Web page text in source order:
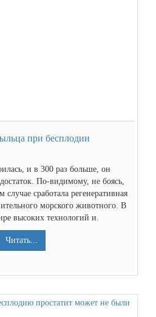
при бесплодии
и в 300 раз больше, он
По-видимому, не боясь,
сработала регенеративная
морского животного. В
высоких технологий и.
Читать...